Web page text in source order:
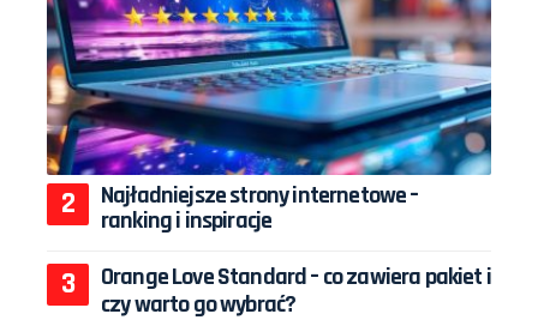
Najładniejsze strony internetowe –
ranking i inspiracje
Orange Love Standard – co zawiera pakiet i
czy warto go wybrać?